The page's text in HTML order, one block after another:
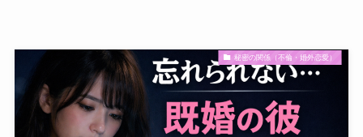
秘密の関係（不倫・婚外恋愛）